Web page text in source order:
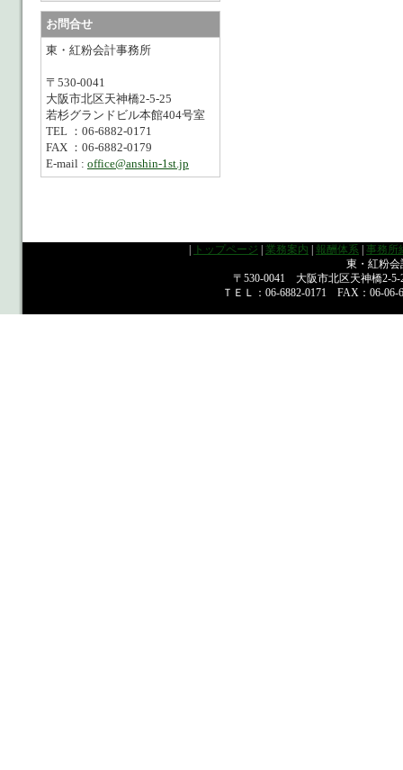
お問合せ
東・紅粉会計事務所
〒530-0041
大阪市北区天神橋2-5-25
若杉グランドビル本館404号室
TEL ：06-6882-0171
FAX ：06-6882-0179
E-mail : office@anshin-1st.jp
トップページ 業務案内 報酬体系
事務所
東・紅粉
〒530-0041 大阪市北区天神橋2-
ＴＥＬ：06-6882-0171 FAX：06-